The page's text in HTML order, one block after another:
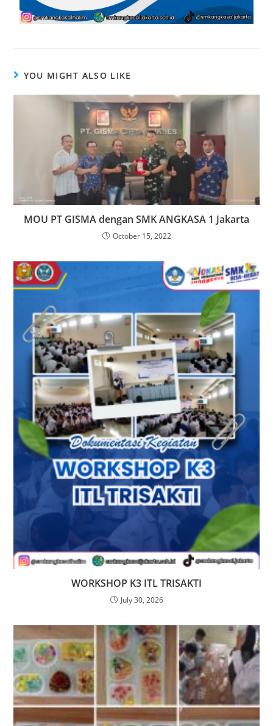
YOU MIGHT ALSO LIKE
MOU PT GISMA dengan SMK ANGKASA 1 Jakarta
October 15, 2022
WORKSHOP K3 ITL TRISAKTI
July 30, 2026